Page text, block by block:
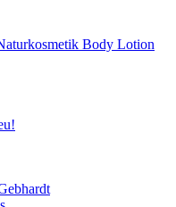
Body Lotion